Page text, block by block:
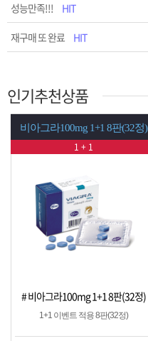
성능만족!!! HIT
재구매 또 완료 HIT
인기추천상품
비아그라100mg 1+1 8판(32정)
# 비아그라100mg 1+1 8판(32정)
1+1 이벤트 적용 8판(32정)
1 + 1